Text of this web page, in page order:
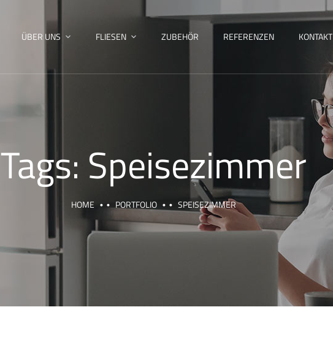
ÜBER UNS FLIESEN ZUBEHÖR REFERENZEN KONTAKT
Tags: Speisezimmer
HOME PORTFOLIO SPEISEZIMMER